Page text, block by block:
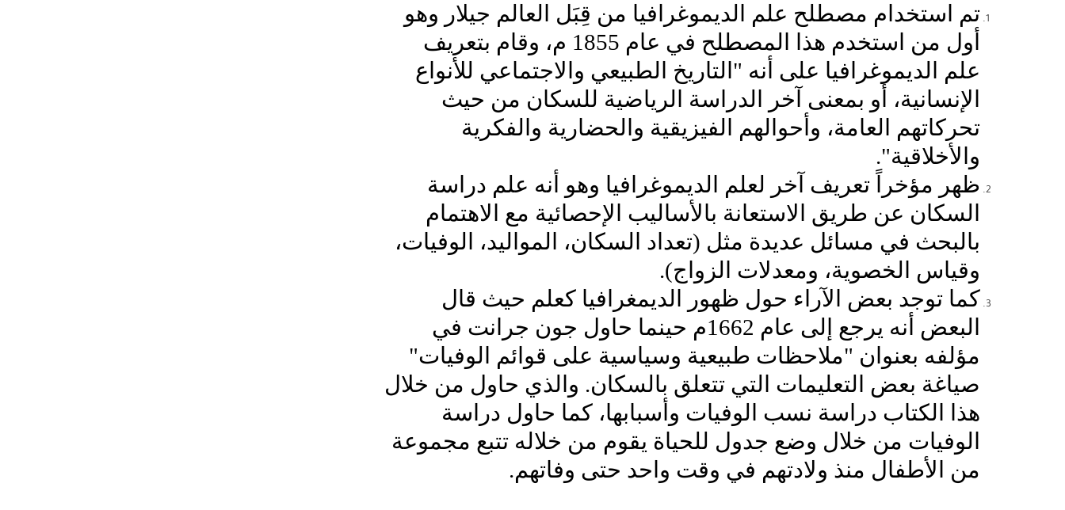
تم استخدام مصطلح علم الديموغرافيا من قِبَل العالم جيلار وهو
أول من استخدم هذا المصطلح في عام 1855 م، وقام بتعريف
علم الديموغرافيا على أنه "التاريخ الطبيعي والاجتماعي للأنواع
الإنسانية، أو بمعنى آخر الدراسة الرياضية للسكان من حيث
تحركاتهم العامة، وأحوالهم الفيزيقية والحضارية والفكرية
والأخلاقية".
ظهر مؤخراً تعريف آخر لعلم الديموغرافيا وهو أنه علم دراسة
السكان عن طريق الاستعانة بالأساليب الإحصائية مع الاهتمام
بالبحث في مسائل عديدة مثل (تعداد السكان، المواليد، الوفيات،
وقياس الخصوية، ومعدلات الزواج).
كما توجد بعض الآراء حول ظهور الديمغرافيا كعلم حيث قال
البعض أنه يرجع إلى عام 1662م حينما حاول جون جرانت في
مؤلفه بعنوان "ملاحظات طبيعية وسياسية على قوائم الوفيات"
صياغة بعض التعليمات التي تتعلق بالسكان. والذي حاول من خلال
هذا الكتاب دراسة نسب الوفيات وأسبابها، كما حاول دراسة
الوفيات من خلال وضع جدول للحياة يقوم من خلاله تتبع مجموعة
من الأطفال منذ ولادتهم في وقت واحد حتى وفاتهم.